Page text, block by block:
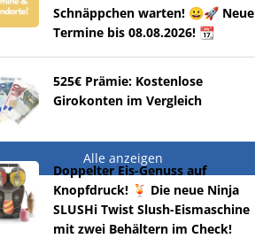
Schnäppchen warten! 😀🚀 Neue
Termine bis 08.08.2026! 📆
525€ Prämie: Kostenlose
Girokonten im Vergleich
Alle anzeigen
Doppelter Eis-Genuss auf
Knopfdruck! 🍹 Die neue Ninja
SLUSHi Twist Slush-Eismaschine
mit zwei Behältern im Check!